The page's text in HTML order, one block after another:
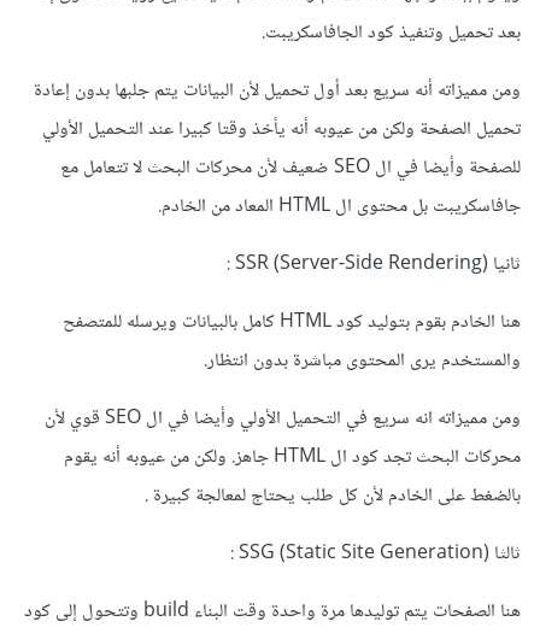
بعد تحميل وتنفيذ كود الجافاسكريبت.
ومن مميزاته أنه سريع بعد أول تحميل لأن البيانات يتم جلبها بدون إعادة
تحميل الصفحة ولكن من عيوبه أنه يأخذ وقتا كبيرا عند التحميل الأولي
للصفحة وأيضا في ال SEO ضعيف لأن محركات البحث لا تتعامل مع
جافاسكريبت بل محتوى ال HTML المعاد من الخادم.
ثانيا SSR (Server-Side Rendering)
هنا
الخادم بقوم بتوليد كود HTML كامل بالبيانات ويرسله للمتصفح
والمستخدم يرى المحتوى مباشرة بدون انتظار.
ومن مميزاته انه سريع في التحميل الأولي وأيضا في ال SEO قوي لأن
محركات البحث تجد كود ال HTML جاهز. ولكن من عيوبه أنه يقوم
بالضغط على الخادم لأن كل طلب يحتاج لمعالجة كبيرة .
ثالثا SSG (Static Site Generation)
هنا
الصفحات يتم توليدها مرة واحدة وقت البناء build وتتحول إلى كود